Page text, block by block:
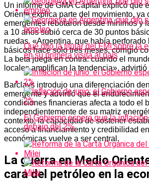
Un informe de GMA Capital explicó que
Oriente explica parte del movimiento, ya
emergentes rebotaron desde mínimos y
a 10 años subió cerca de 30 puntos
ruedas. «Argentina, que había perforado
básicos hace solo tres meses, corrigió
La beta juega en contra: cuando el
locales amplifican la tendencia»,
Barclays introdujo una diferenciación
emergente y advirtió que el
condiciones financieras afecta a todo el
independientemente de su matriz
contexto, la capacidad de sostener
acceso a financiamiento y credibilidad
económicas vuelve a ser central.
La guerra en Medio
cara del petróleo en la
Qué dijo la titular del FMI sobre la
en su primera visita al país
El Gobierno espera que la
debajo del 2%